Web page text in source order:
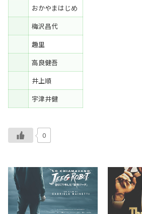
おかやまはじめ
梅沢昌代
趣里
高良健吾
井上順
宇津井健
0